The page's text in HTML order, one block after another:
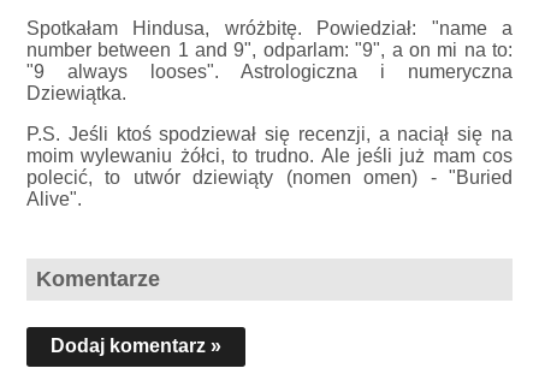
Spotkałam Hindusa, wróżbitę. Powiedział: "name a
number between 1 and 9", odparlam: "9", a on mi na to:
"9 always looses". Astrologiczna i numeryczna
Dziewiątka.
P.S. Jeśli ktoś spodziewał się recenzji, a naciął się na
moim wylewaniu żółci, to trudno. Ale jeśli już mam cos
polecić, to utwór dziewiąty (nomen omen) - "Buried
Alive".
Komentarze
Dodaj komentarz »